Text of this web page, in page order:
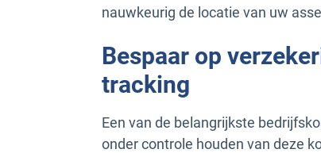
nauwkeurig de locatie van uw
Bespaar op
tracking
Een van de belangrijkste
onder controle houden van deze